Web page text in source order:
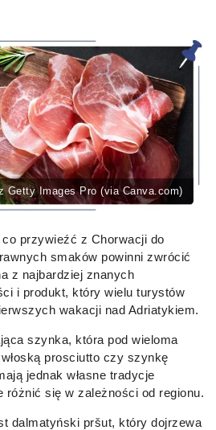
Getty Images Pro (via Canva.com)
przywieźć z Chorwacji do
smaków powinni zwrócić
z najbardziej znanych
i produkt, który wielu turystów
wakacji nad Adriatykiem.
szynka, która pod wieloma
prosciutto czy szynkę
jednak własne tradycje
różnić się w zależności od regionu.
dalmatyński pršut, który dojrzewa